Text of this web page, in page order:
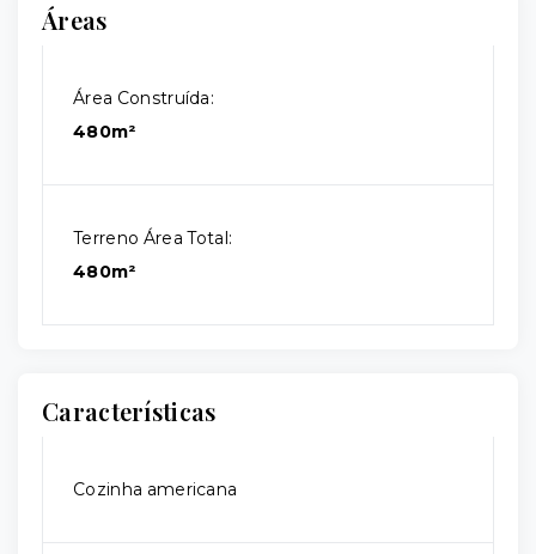
Áreas
Área Construída:
480m²
Terreno Área Total:
480m²
Características
Cozinha americana